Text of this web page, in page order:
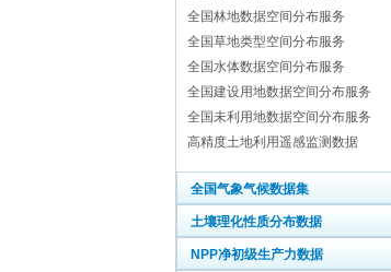
全国林地数据空间分布服务
全国草地类型空间分布服务
全国水体数据空间分布服务
全国建设用地数据空间分布服务
全国未利用地数据空间分布服务
高精度土地利用遥感监测数据
全国气象气候数据集
土壤理化性质分布数据
NPP净初级生产力数据